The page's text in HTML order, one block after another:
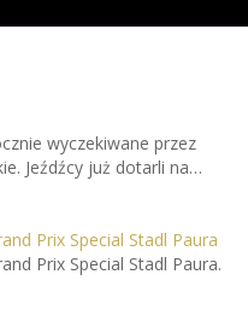
wyczekiwane przez
Jeźdźcy już dotarli na…
Prix Special Stadl Paura
Prix Special Stadl Paura.